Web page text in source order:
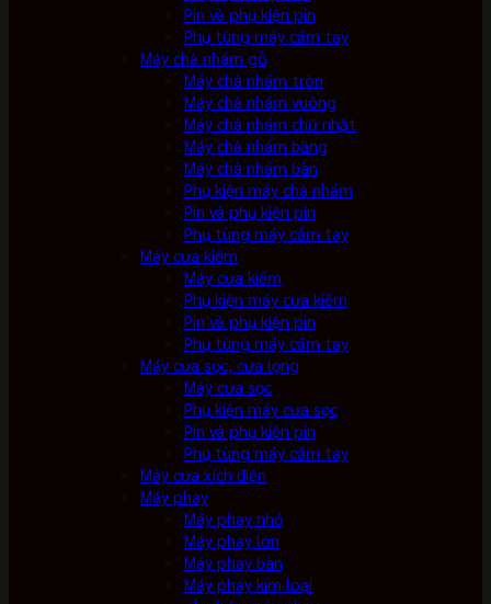
Pin và phụ kiện pin
Phụ tùng máy cầm tay
Máy chà nhám gỗ
Máy chà nhám tròn
Máy chà nhám vuông
Máy chà nhám chữ nhật
Máy chà nhám băng
Máy chà nhám bàn
Phụ kiện máy chà nhám
Pin và phụ kiện pin
Phụ tùng máy cầm tay
Máy cưa kiếm
Máy cưa kiếm
Phụ kiện máy cưa kiếm
Pin và phụ kiện pin
Phụ tùng máy cầm tay
Máy cưa sọc, cưa lọng
Máy cưa sọc
Phụ kiện máy cưa sọc
Pin và phụ kiện pin
Phụ tùng máy cầm tay
Máy cưa xích điện
Máy phay
Máy phay nhỏ
Máy phay lớn
Máy phay bàn
Máy phay kim loại